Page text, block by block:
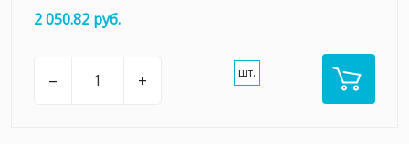
2 050.82 руб.
– + шт.